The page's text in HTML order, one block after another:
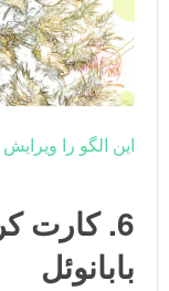
این الگو را ویرایش
6. کارت
بابانوئل